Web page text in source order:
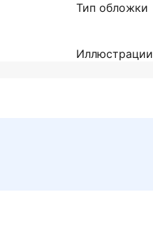
Тип обложки
Иллюстрации